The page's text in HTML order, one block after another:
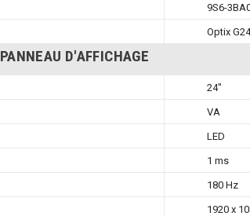
9S6-
Optix
PANNEAU D'AFFICHAGE
24"
VA
LED
1 ms
180 Hz
1920 x